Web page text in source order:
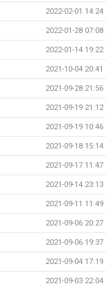
2022-02-01 14:24
2022-01-28 07:08
2022-01-14 19:22
2021-10-04 20:41
2021-09-28 21:56
2021-09-19 21:12
2021-09-19 10:46
2021-09-18 15:14
2021-09-17 11:47
2021-09-14 23:13
2021-09-11 11:49
2021-09-06 20:27
2021-09-06 19:37
2021-09-04 17:19
2021-09-03 22:04